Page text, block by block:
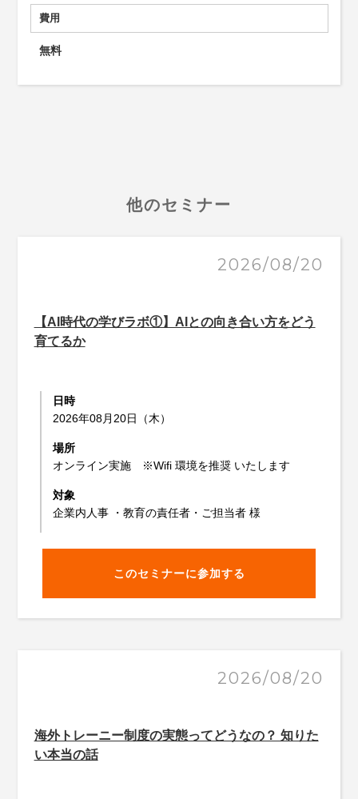
費用
無料
他のセミナー
2026/08/20
【AI時代の学びラボ①】AIとの向き合い方をどう
育てるか
日時
2026年08月20日（木）
場所
オンライン実施 ※Wifi 環境を推奨 いたします
対象
企業内人事 ・教育の責任者・ご担当者 様
このセミナーに参加する
2026/08/20
海外トレーニー制度の実態ってどうなの？ 知りた
い本当の話